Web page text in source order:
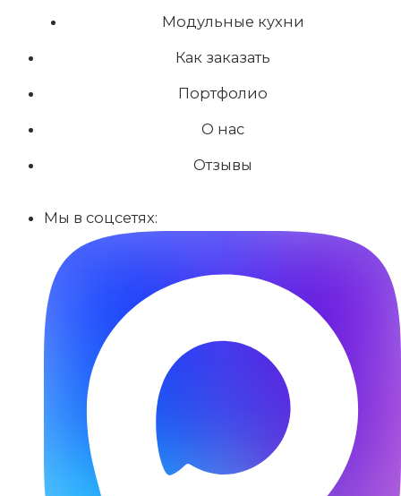
Модульные кухни
Как заказать
Портфолио
О нас
Отзывы
Мы в соцсетях: